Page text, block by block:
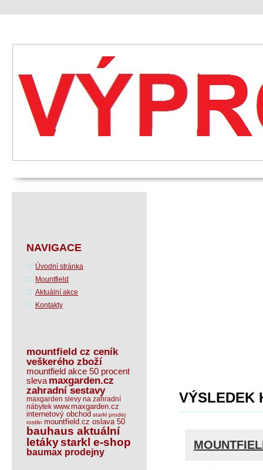
VÝSLEDEK
NAVIGACE
Úvodní stránka
Mountfield
Aktuální akce
Kontakty
mountfield cz ceník
veškerého zboží
mountfield akce 50 procent
sleva maxgarden.cz
zahradní sestavy
maxgarden slevy na zahradní
nábytek www.maxgarden.cz
internetový obchod starkl prodej
rostlin mountfield.cz oslava 50
bauhaus aktuální
letákystarkl e-shop
baumax prodejny